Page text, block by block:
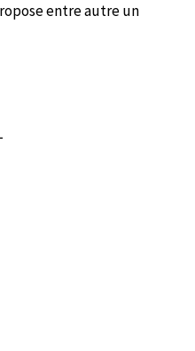
entre autre un